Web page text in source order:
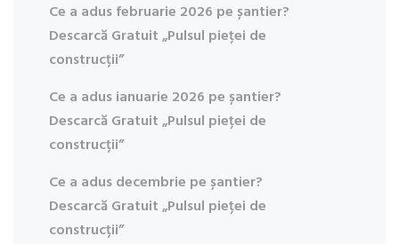
Ce a adus februarie 2026 pe șantier?
Descarcă Gratuit „Pulsul pieței de
construcții”
Ce a adus ianuarie 2026 pe șantier?
Descarcă Gratuit „Pulsul pieței de
construcții”
Ce a adus decembrie pe șantier?
Descarcă Gratuit „Pulsul pieței de
construcții”